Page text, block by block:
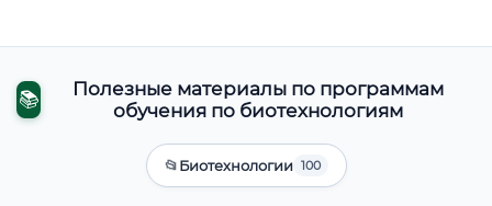
📚
Полезные материалы по программам
обучения по биотехнологиям
📂Биотехнологии 100